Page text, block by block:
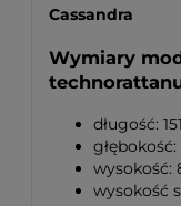
Cassandra
Wymiary
długość:
głębokość:
wysokość:
wysokość